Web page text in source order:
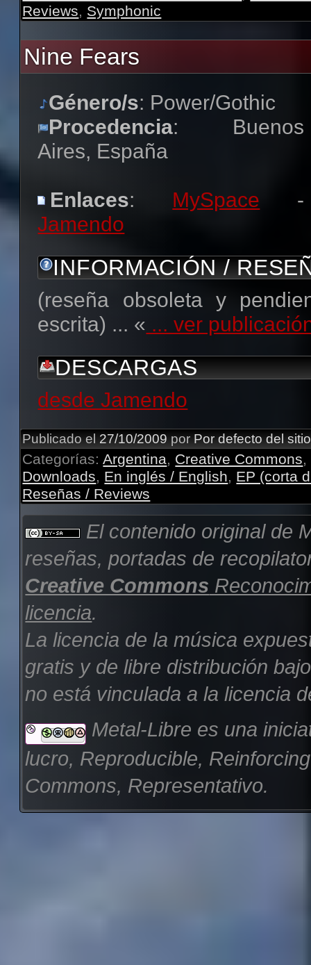
Reviews, Symphonic
Nine Fears
Género/s: Power/Gothic
Procedencia: Buenos
Aires, España
Enlaces: MySpace -
Jamendo
INFORMACIÓN /
(reseña obsoleta y
escrita) ... « ... ver
DESCARGAS
desde Jamendo
Publicado el 27/10/2009 por Por defecto del sitio
Categorías: Argentina Creative Commons
Downloads
En inglés / English
EP (corta
Reseñas / Reviews
El contenido original de
reseñas, portadas de
Creative Commons
licencia.
La licencia de la música
gratis y de libre distribución
no está vinculada a la licencia
Metal-Libre es una
lucro, Reproducible,
Commons, Representativo.